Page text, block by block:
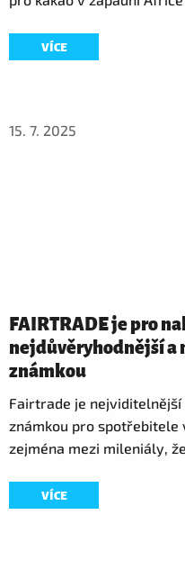
VÍCE
15. 7. 2025
FAIRTRADE je pro
nejdůvěryhodnější
známkou
Fairtrade je
známkou pro spotřebitele
zejména mezi mileniály,
VÍCE